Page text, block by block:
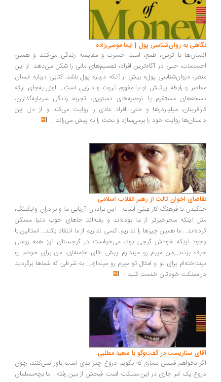
به روان‌شناسی پول | ایما موسی‌زاده
با ترس، طمع، امید، حسرت و مقایسه زندگی می‌کنند و همین
حتی در آگاه‌ترین افراد، تصمیم‌های مالی را شکل می‌دهد. از این
«روان‌شناسی پول» بیش از آنکه درباره پول باشد، کتابی درباره انسان
و رابطه پرتنش او با مفهوم ثروت و دارایی است... اوزل به‌جای ارائه
مستقیم یا توصیه‌های دستوری، تجربه زندگی سرمایه‌گذاران،
میلیاردرها و حتی افراد عادی را روایت می‌کند و از دل این
روایت خود را برمی‌سازد و بحث را به پیش می‌راند ...
اخوان ثالث از رهبر انقلاب اسلامی
با فرهنگ کار عبثی است... این برادران آریایی ما و برادران وایکینگ،
اینکه سحرخیزتر از ما بوده‌اند و رفته‌اند جاهای خوب دنیا مسکن
ما همین چیزها را نداریم. کسی نداریم از ما انتقاد بکند... استالین با
اینکه خودش گرجی بود، می‌خواست در گرجستان نیز همه روسی
بزنند...من میرم رو میندازم پیش آقای خامنه‌ای، من برای خودم رو
برای تو و امثال تو میرم رو میندازم... به شرطی که شماها برگردید
مملکت خودتان خدمت کنید...
سناریست در گفت‌وگو با سعید مطلبی
بخواهم فیلمی بسازم که بگویم دروغ چیز بدی است باور نمی‌کنند، چون
یک امر جاری در این مملکت است. قبحش از بین رفته... ما بچه‌مسلمان